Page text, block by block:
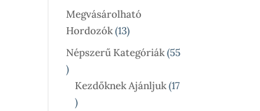
Megvásárolható
Hordozók 1313
Termék
Népszerű Kategóriák 55
55
Termék
Kezdőknek Ajánljuk 17
17